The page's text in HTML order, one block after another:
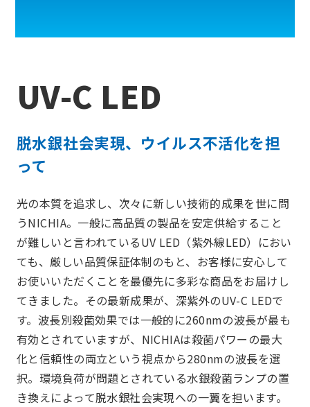
UV-C LED
脱水銀社会実現、ウイルス不活化を担
って
光の本質を追求し、次々に新しい技術的成果を世に問
うNICHIA。一般に高品質の製品を安定供給すること
が難しいと言われているUV LED（紫外線LED）におい
ても、厳しい品質保証体制のもと、お客様に安心して
お使いいただくことを最優先に多彩な商品をお届けし
てきました。その最新成果が、深紫外のUV-C LEDで
す。波長別殺菌効果では一般的に260nmの波長が最も
有効とされていますが、NICHIAは殺菌パワーの最大
化と信頼性の両立という視点から280nmの波長を選
択。環境負荷が問題とされている水銀殺菌ランプの置
き換えによって脱水銀社会実現への一翼を担います。